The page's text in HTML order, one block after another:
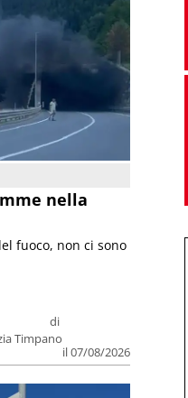
nella
di
Timpano
il 07/08/2026
fuoco, non ci sono